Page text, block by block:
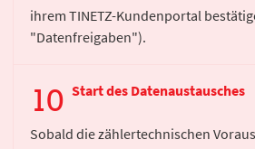
ihrem TINETZ-Kundenportal
"Datenfreigaben").
Start des Datenaustausches
Sobald die zählertechnischen